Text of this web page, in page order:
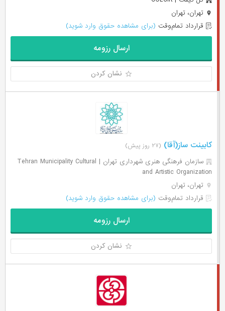
تهران، تهران
قرارداد تمام‌وقت (برای مشاهده حقوق وارد شوید)
ارسال رزومه
نشان کردن
کابینت ساز(آقا) (۲۷ روز پیش)
سازمان فرهنگی هنری شهرداری تهران | Tehran Municipality Cultural
and Artistic Organization
تهران، تهران
قرارداد تمام‌وقت (برای مشاهده حقوق وارد شوید)
ارسال رزومه
نشان کردن